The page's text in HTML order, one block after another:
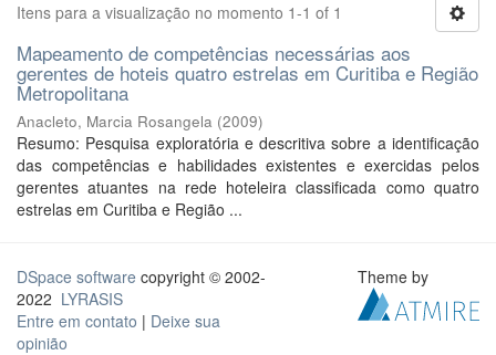
Itens para a visualização no momento 1-1 of 1
Mapeamento de competências necessárias aos
gerentes de hoteis quatro estrelas em Curitiba e Região
Metropolitana
Anacleto, Marcia Rosangela (2009)
Resumo: Pesquisa exploratória e descritiva sobre a identificação
das competências e habilidades existentes e exercidas pelos
gerentes atuantes na rede hoteleira classificada como quatro
estrelas em Curitiba e Região ...
DSpace software copyright © 2002-
2022 LYRASIS
Entre em contato | Deixe sua
opinião
Theme by